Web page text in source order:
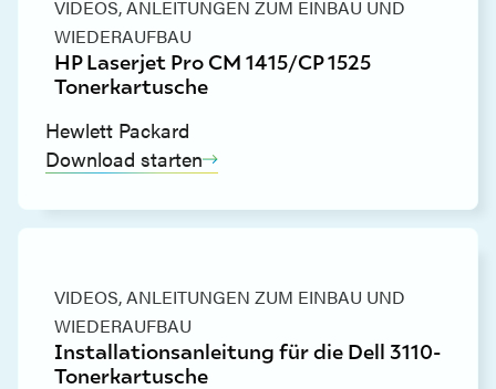
VIDEOS,ANLEITUNGEN ZUM EINBAU UND
WIEDERAUFBAU
HP Laserjet Pro CM 1415/CP 1525
Tonerkartusche
Hewlett Packard
Download starten
VIDEOS,ANLEITUNGEN ZUM EINBAU UND
WIEDERAUFBAU
Installationsanleitung für die Dell 3110-
Tonerkartusche